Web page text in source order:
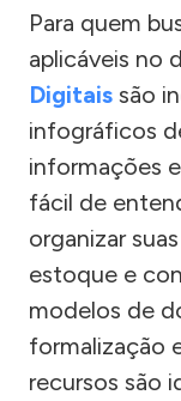
Para quem
aplicáveis no
Digitais são
infográficos
informações
fácil de
organizar
estoque e
modelos de
formalização
recursos são